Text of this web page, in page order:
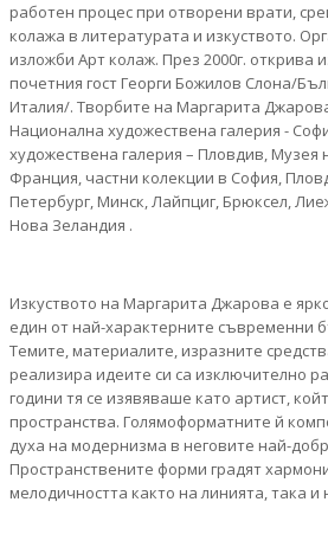
работен процес при отворени врати,
колажа в литературата и изкуството.
изложби Арт колаж. През 2000г. открива
почетния гост Георги Божилов Слона/
Италия/. Творбите на Маргарита
Национална художествена галерия -
художествена галерия – Пловдив, Музея
Франция, частни колекции в София,
Петербург, Минск, Лайпциг, Брюксел,
Нова Зеландия .
Изкуството на Маргарита Джарова е
един от най-характерните съвременни
Темите, материалите, изразните
реализира идеите си са изключително
години тя се изявяваше като артист,
пространства. Голямоформатните й
духа на модернизма в неговите най-
Пространствените форми градят
мелодичността както на линията, така и